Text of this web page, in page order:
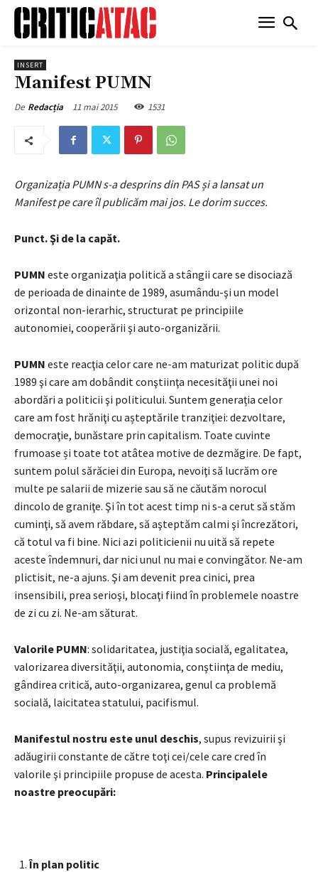
INSERT
Manifest PUMN
De Redacția 11 mai 2015 1531
Organizația PUMN s-a desprins din PAS și a lansat un
Manifest pe care îl publicăm mai jos. Le dorim succes.
Punct. Şi de la capăt.
PUMN este organizaţia politică a stângii care se disociază
de perioada de dinainte de 1989, asumându-şi un model
orizontal non-ierarhic, structurat pe principiile
autonomiei, cooperării şi auto-organizării.
PUMN este reacţia celor care ne-am maturizat politic după
1989 şi care am dobândit conştiinţa necesităţii unei noi
abordări a politicii şi politicului. Suntem generația celor
care am fost hrăniţi cu așteptările tranziţiei: dezvoltare,
democraţie, bunăstare prin capitalism. Toate cuvinte
frumoase și toate tot atâtea motive de dezmăgire. De fapt,
suntem polul sărăciei din Europa, nevoiţi să lucrăm ore
multe pe salarii de mizerie sau să ne căutăm norocul
dincolo de graniţe. Şi în tot acest timp ni s-a cerut să stăm
cuminţi, să avem răbdare, să aşteptăm calmi şi încrezători,
că totul va fi bine. Nici azi politicienii nu uită să repete
aceste îndemnuri, dar nici unul nu mai e convingător. Ne-am
plictisit, ne-a ajuns. Şi am devenit prea cinici, prea
insensibili, prea serioşi, blocaţi fiind în problemele noastre
de zi cu zi. Ne-am săturat.
Valorile PUMN: solidaritatea, justiţia socială, egalitatea,
valorizarea diversităţii, autonomia, conştiinţa de mediu,
gândirea critică, auto-organizarea, genul ca problemă
socială, laicitatea statului, pacifismul.
Manifestul nostru este unul deschis, supus revizuirii şi
adăugirii constante de către toţi cei/cele care cred în
valorile şi principiile propuse de acesta. Principalele
noastre preocupări:
În plan politic